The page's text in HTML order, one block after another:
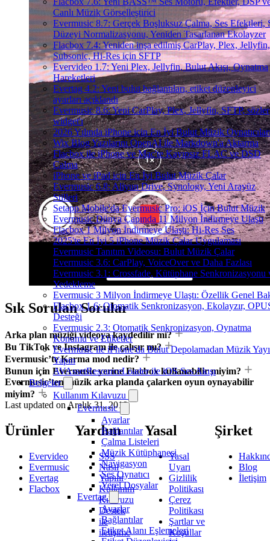
Canlı Müzik Görselleştirici
Evermusic 8.7: Gerçek Boşluksuz Çalma, Ses Efektleri,
Düzeyi Normalizasyonu, Yeniden Tasarlanan Ekolayzer
Flacbox 7.4: Yeniden inşa edilmiş CarPlay, Plex, Jellyfin,
Subsonic, Hi-Res için SFTP
Evervideo 1.7: Yeni Plex, Jellyfin, Bulut Akışı, Oynatma
Hareketleri
Evertag 4.2: Yeni bulut bağlantıları, etiket düzenleyici
ayarları açıklandı
Evermusic 8.6: Yeni CarPlay, Plex, Jellyfin, SFTP, sözler
widget'ı
2026 Yılında iPhone için En İyi Bulut Müzik
Wix Blog Yazılarını OpenAI ile Markdown'a Aktarma
Flacbox ile iPhone ve Mac'te Kayıpsız FLAC ve DSD
Çalma
iPhone ve iPad için En İyi Bulut Müzik Çalar
Evermusic 6.8: Aliyun Drive, Synology, Yeni Arayüz
Stilleri
Setapp Mobile'da Evermusic Pro: iOS İçin Bulut Müzik
Evermusic Dünya Çapında 11 Milyon İndirmeye Ulaştı
Flacbox 1 Milyon İndirmeye Ulaştı: Hi-Res Ses
2025'te En İyi 5 iPhone Müzik Çalar Uygulaması
Evermusic Tanıtım Videosu: Bulut Müzik Çalar
Evermusic 3.6: CarPlay, VoiceOver ve Daha Fazlası
Evermusic 3.1: Crossfade, Kütüphane Senkronizasyonu
Yedekleme
Evermusic 3 Milyon İndirmeye Ulaştı: Özellik Genel
Flacbox 1.6: Otomatik Senkronizasyon, Ekolayzır,
Desteği
Evermusic 2.3: Otomatik Senkronizasyon, Oynatma
Konumu ve Etiketler
Evermusic ile iPhone'da Bulut Depolamadan Müzik
Yapın
AVAssetResourceLoader ile iOS Ses Akışı
Belgeler
Kullanım Kılavuzu
Evermusic
Ayarlar
Bağlantılar
Çalma Listeleri
Müzik Kütüphanesi
Navigasyon
Ses Oynatıcı
Yerel Dosyalar
Evertag
Ayarlar
Bağlantılar
Etiket Alanı Eşlemeleri
Sık Sorulan Sorular
Arka plan müziği videoya kaydedilir mi?
Bu TikTok ve Instagram ile çalışır mı?
Evermusic’te Karma mod nedir?
Bunun için Evermusic yerine Flacbox kullanabilir miyim?
Evermusic’ten müzik arka planda çalarken oyun oynayabilir
miyim?
Last updated on Aralık 31, 2019
Ürünler
Evervideo
Evermusic
Evertag
Flacbox
Yardım
SSS
Nasıl
Yapılır
Kullanım
Kılavuzu
Destek
ile
iletişime
Yasal
Yasal
Uyarı
Gizlilik
Politikası
Çerez
Politikası
Şartlar ve
Koşullar
Şirket
Blog
İletişim